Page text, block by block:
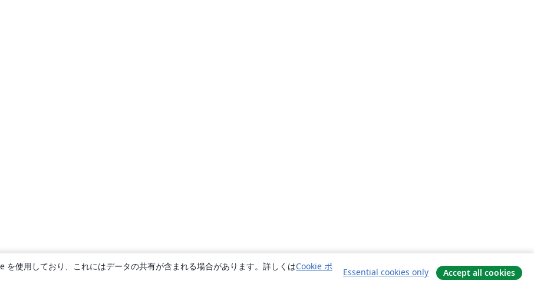
使用しており、これにはデータの共有が含まれる場合があります。詳しくはCookie ポ
Essential cookies only Accept all cookies